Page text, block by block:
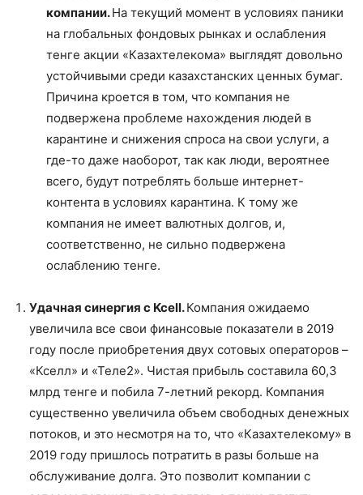
компании.На текущий момент в условиях паники
на глобальных фондовых рынках и ослабления
тенге акции «Казахтелекома» выглядят довольно
устойчивыми среди казахстанских ценных бумаг.
Причина кроется в том, что компания не
подвержена проблеме нахождения людей в
карантине и снижения спроса на свои услуги, а
где-то даже наоборот, так как люди, вероятнее
всего, будут потреблять больше интернет-
контента в условиях карантина. К тому же
компания не имеет валютных долгов, и,
соответственно, не сильно подвержена
ослаблению тенге.
Удачная синергия с Kcell.Компания ожидаемо
увеличила все свои финансовые показатели в 2019
году после приобретения двух сотовых операторов –
«Кселл» и «Теле2». Чистая прибыль составила 60,3
млрд тенге и побила 7-летний рекорд. Компания
существенно увеличила объем свободных денежных
потоков, и это несмотря на то, что «Казахтелекому» в
2019 году пришлось потратить в разы больше на
обслуживание долга. Это позволит компании с